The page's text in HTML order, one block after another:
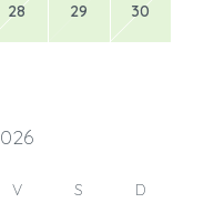
28 29 30
V S D